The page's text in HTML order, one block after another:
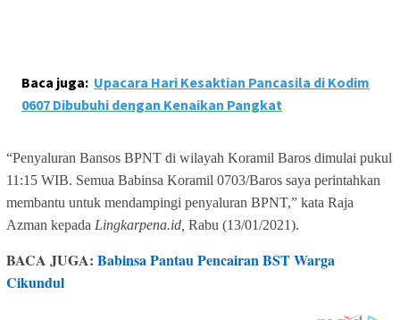
Baca juga: Upacara Hari Kesaktian Pancasila di Kodim
0607 Dibubuhi dengan Kenaikan Pangkat
“Penyaluran Bansos BPNT di wilayah Koramil Baros dimulai pukul
11:15 WIB. Semua Babinsa Koramil 0703/Baros saya perintahkan
membantu untuk mendampingi penyaluran BPNT,” kata Raja
Azman kepada Lingkarpena.id, Rabu (13/01/2021).
BACA JUGA: Babinsa Pantau Pencairan BST Warga
Cikundul